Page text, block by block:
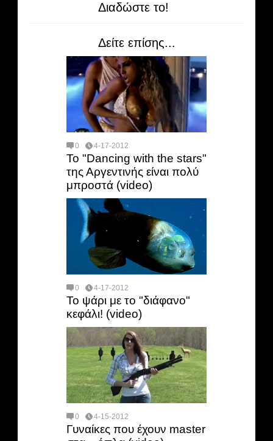
Διαδώστε το!
Δείτε επίσης...
0 4-17-2012
Το "Dancing with the stars"
της Αργεντινής είναι πολύ
μπροστά (video)
0 4-17-2012
Το ψάρι με το "διάφανο"
κεφάλι! (video)
0 4-15-2012
Γυναίκες που έχουν master